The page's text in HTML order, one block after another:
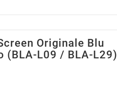
Originale Blu
(BLA-L09 / BLA-L29)